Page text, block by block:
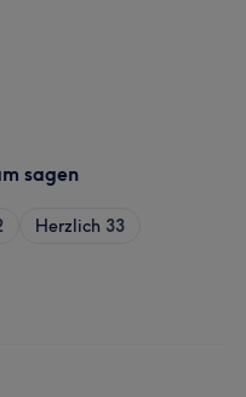
sagen
Herzlich 33